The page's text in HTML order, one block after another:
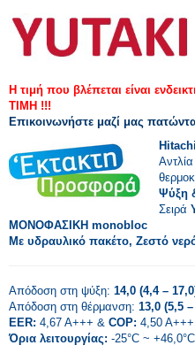
Η τιμή που βλέπεται είναι
ΤΙΜΗ !!!
Επικοινωνήστε μαζί μας
Ψύξη
Σειρά
ΜΟΝΟΦΑΣΙΚΗ monobloc
Με υδραυλικό πακέτο, Ζεστό
Απόδοση στη ψύξη: 14,0 (4,4 –
Απόδοση στη θέρμανση: 13,0 (5,5
EER: 4,67 A+++ & COP: 4,50 A+++,
Όρια λειτουργίας: -25°C ~